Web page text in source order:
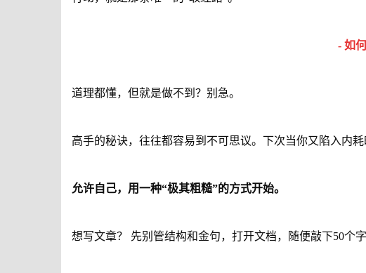
- 如
道理都懂，但就是做不到？别急。
高手的秘诀，往往都容易到不可思议。下次当你又陷入内耗
允许自己，用一种“极其粗糙”的方式开始。
想写文章？ 先别管结构和金句，打开文档，随便敲下50个